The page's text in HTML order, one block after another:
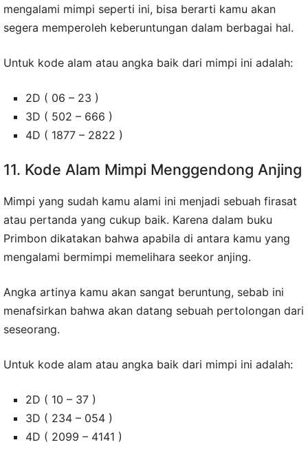
mengalami mimpi seperti ini, bisa berarti kamu akan
segera memperoleh keberuntungan dalam berbagai hal.
Untuk kode alam atau angka baik dari mimpi ini adalah:
2D ( 06 – 23 )
3D ( 502 – 666 )
4D ( 1877 – 2822 )
11. Kode Alam Mimpi Menggendong Anjing
Mimpi yang sudah kamu alami ini menjadi sebuah firasat
atau pertanda yang cukup baik. Karena dalam buku
Primbon dikatakan bahwa apabila di antara kamu yang
mengalami bermimpi memelihara seekor anjing.
Angka artinya kamu akan sangat beruntung, sebab ini
menafsirkan bahwa akan datang sebuah pertolongan dari
seseorang.
Untuk kode alam atau angka baik dari mimpi ini adalah:
2D ( 10 – 37 )
3D ( 234 – 054 )
4D ( 2099 – 4141 )